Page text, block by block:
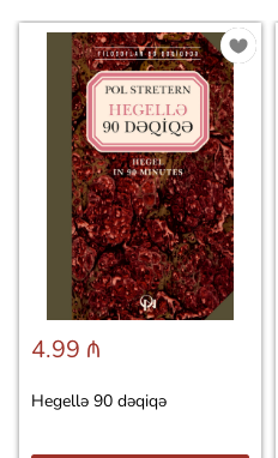
4.99 ₼
Hegellə 90 dəqiqə